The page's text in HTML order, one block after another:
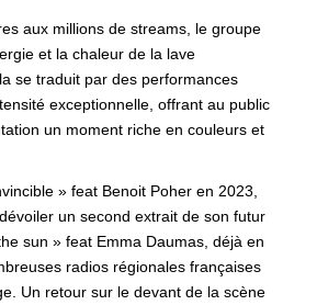
aux millions de streams, le groupe
et la chaleur de la lave
se traduit par des performances
exceptionnelle, offrant au public
un moment riche en couleurs et
» feat Benoit Poher en 2023,
un second extrait de son futur
sun » feat Emma Daumas, déjà en
radios régionales françaises
Un retour sur le devant de la scène